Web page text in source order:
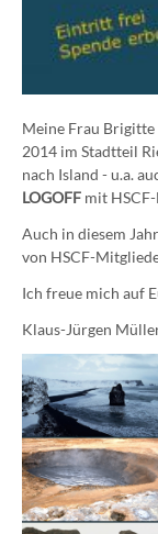
Meine Frau
2014 im Stadtteil
nach Island - u.a.
LOGOFF mit
Auch in diesem
von HSCF-
Ich freue mich auf
Klaus-Jürgen